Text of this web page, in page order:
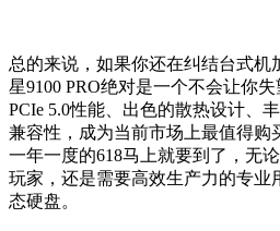
总的来说，如果你还在纠结台式机
星9100 PRO绝对是一个不会让你
PCIe 5.0性能、出色的散热设计、
兼容性，成为当前市场上最值得购
一年一度的618马上就要到了，无
玩家，还是需要高效生产力的专业
态硬盘。